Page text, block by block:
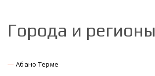
Города и регионы
Абано Терме